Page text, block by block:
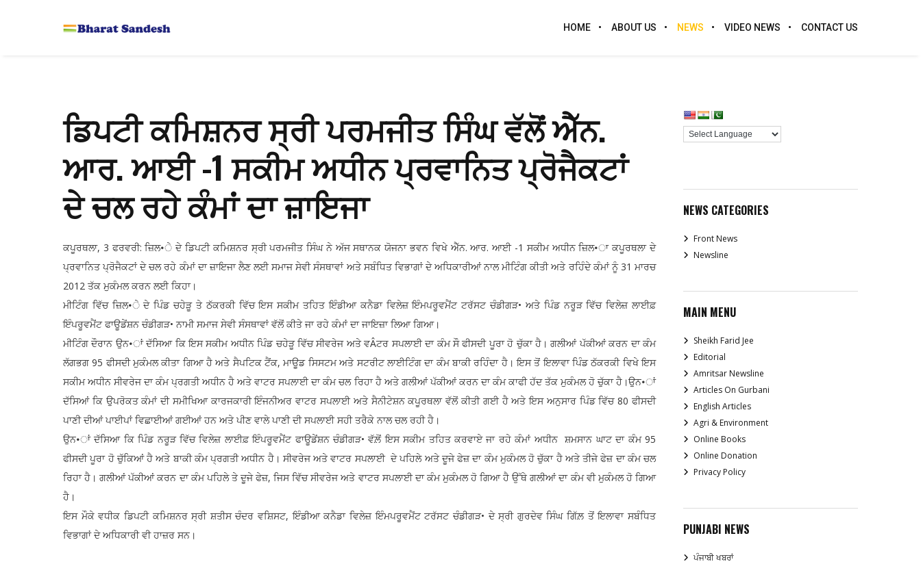
HOME ABOUT US NEWS VIDEO NEWS CONTACT US
ਡਿਪਟੀ ਕਮਿਸ਼ਨਰ ਸ੍ਰੀ ਪਰਮਜੀਤ ਸਿੰਘ ਵੱਲੋਂ ਐੱਨ.
ਆਰ. ਆਈ -1 ਸਕੀਮ ਅਧੀਨ ਪ੍ਰਵਾਨਿਤ ਪ੍ਰੋਜੈਕਟਾਂ
ਦੇ ਚਲ ਰਹੇ ਕੰਮਾਂ ਦਾ ਜ਼ਾਇਜਾ
ਕਪੂਰਥਲਾ, 3 ਫਰਵਰੀ: ਜ਼ਿਲ•ੇ ਦੇ ਡਿਪਟੀ ਕਮਿਸ਼ਨਰ ਸ੍ਰੀ ਪਰਮਜੀਤ ਸਿੰਘ ਨੇ ਅੱਜ ਸਥਾਨਕ ਯੋਜਨਾ ਭਵਨ ਵਿਖੇ ਐੱਨ. ਆਰ. ਆਈ -1 ਸਕੀਮ ਅਧੀਨ ਜ਼ਿਲ•ਾ ਕਪੂਰਥਲਾ ਦੇ
ਪ੍ਰਵਾਨਿਤ ਪ੍ਰੋਜੈਕਟਾਂ ਦੇ ਚਲ ਰਹੇ ਕੰਮਾਂ ਦਾ ਜ਼ਾਇਜਾ ਲੈਣ ਲਈ ਸਮਾਜ ਸੇਵੀ ਸੰਸਥਾਵਾਂ ਅਤੇ ਸਬੰਧਿਤ ਵਿਭਾਗਾਂ ਦੇ ਅਧਿਕਾਰੀਆਂ ਨਾਲ ਮੀਟਿੰਗ ਕੀਤੀ ਅਤੇ ਰਹਿੰਦੇ ਕੰਮਾਂ ਨੂੰ 31 ਮਾਰਚ
2012 ਤੱਕ ਮੁਕੰਮਲ ਕਰਨ ਲਈ ਕਿਹਾ।
ਮੀਟਿੰਗ ਵਿੱਚ ਜ਼ਿਲ•ੇ ਦੇ ਪਿੰਡ ਚਹੇੜੂ ਤੇ ਠੱਕਰਕੀ ਵਿੱਚ ਇਸ ਸਕੀਮ ਤਹਿਤ ਇੰਡੀਆ ਕਨੈਡਾ ਵਿਲੇਜ਼ ਇੰਮਪਰੂਵਮੈਂਟ ਟਰੱਸਟ ਚੰਡੀਗੜ• ਅਤੇ ਪਿੰਡ ਨਰੂੜ ਵਿੱਚ ਵਿਲੇਜ਼ ਲਾਈਫ਼
ਇੰਪਰੂਵਮੈਂਟ ਫਾਊਡੇਂਸ਼ਨ ਚੰਡੀਗੜ• ਨਾਮੀ ਸਮਾਜ ਸੇਵੀ ਸੰਸਥਾਵਾਂ ਵੱਲੋਂ ਕੀਤੇ ਜਾ ਰਹੇ ਕੰਮਾਂ ਦਾ ਜਾਇਜ਼ਾ ਲਿਆ ਗਿਆ।
ਮੀਟਿੰਗ ਦੌਰਾਨ ਉਨ•ਾਂ ਦੱਸਿਆ ਕਿ ਇਸ ਸਕੀਮ ਅਧੀਨ ਪਿੰਡ ਚਹੇੜੂ ਵਿੱਚ ਸੀਵਰੇਜ ਅਤੇ ਵÂਟਰ ਸਪਲਾਈ ਦਾ ਕੰਮ ਸੌ ਫੀਸਦੀ ਪੂਰਾ ਹੋ ਚੁੱਕਾ ਹੈ। ਗਲੀਆਂ ਪੱਕੀਆਂ ਕਰਨ ਦਾ ਕੰਮ
ਲੱਗਭਗ 95 ਫੀਸਦੀ ਮੁਕੰਮਲ ਕੀਤਾ ਗਿਆ ਹੈ ਅਤੇ ਸੈਪਟਿਕ ਟੈਂਕ, ਮਾਊਡ ਸਿਸਟਮ ਅਤੇ ਸਟਰੀਟ ਲਾਈਟਿੰਗ ਦਾ ਕੰਮ ਬਾਕੀ ਰਹਿੰਦਾ ਹੈ। ਇਸ ਤੋਂ ਇਲਾਵਾ ਪਿੰਡ ਠੱਕਰਕੀ ਵਿਖੇ ਇਸ
ਸਕੀਮ ਅਧੀਨ ਸੀਵਰੇਜ ਦਾ ਕੰਮ ਪ੍ਰਗਤੀ ਅਧੀਨ ਹੈ ਅਤੇ ਵਾਟਰ ਸਪਲਾਈ ਦਾ ਕੰਮ ਚਲ ਰਿਹਾ ਹੈ ਅਤੇ ਗਲੀਆਂ ਪੱਕੀਆਂ ਕਰਨ ਦਾ ਕੰਮ ਕਾਫੀ ਹੱਦ ਤੱਕ ਮੁਕੰਮਲ ਹੋ ਚੁੱਕਾ ਹੈ।ਉਨ•ਾਂ
ਦੱਸਿਆਂ ਕਿ ਉਪਰੋਕਤ ਕੰਮਾਂ ਦੀ ਸਮੀਖਿਆ ਕਾਰਜਕਾਰੀ ਇੰਜਨੀਅਰ ਵਾਟਰ ਸਪਲਾਈ ਅਤੇ ਸੈਨੀਟੇਸ਼ਨ ਕਪੂਰਥਲਾ ਵੱਲੋਂ ਕੀਤੀ ਗਈ ਹੈ ਅਤੇ ਇਸ ਅਨੁਸਾਰ ਪਿੰਡ ਵਿੱਚ 80 ਫੀਸਦੀ
ਪਾਣੀ ਦੀਆਂ ਪਾਈਪਾਂ ਵਿਛਾਈਆਂ ਗਈਆਂ ਹਨ ਅਤੇ ਪੀਣ ਵਾਲੇ ਪਾਣੀ ਦੀ ਸਪਲਾਈ ਸਹੀ ਤਰੈਕੇ ਨਾਲ ਚਲ ਰਹੀ ਹੈ।
ਉਨ•ਾਂ ਦੱਸਿਆ ਕਿ ਪਿੰਡ ਨਰੂੜ ਵਿੱਚ ਵਿਲੇਜ਼ ਲਾਈਫ਼ ਇੰਪਰੂਵਮੈਂਟ ਫਾਊਡੇਂਸ਼ਨ ਚੰਡੀਗੜ• ਵੱਲ਼ੋਂ ਇਸ ਸਕੀਮ ਤਹਿਤ ਕਰਵਾਏ ਜਾ ਰਹੇ ਕੰਮਾਂ ਅਧੀਨ ਸ਼ਮਸਾਨ ਘਾਟ ਦਾ ਕੰਮ 95
ਫੀਸਦੀ ਪੂਰਾ ਹੋ ਚੁੱਕਿਆਂ ਹੈ ਅਤੇ ਬਾਕੀ ਕੰਮ ਪ੍ਰਗਤੀ ਅਧੀਨ ਹੈ। ਸੀਵਰੇਜ ਅਤੇ ਵਾਟਰ ਸਪਲਾਈ ਦੇ ਪਹਿਲੇ ਅਤੇ ਦੂਜੇ ਫੇਜ਼ ਦਾ ਕੰਮ ਮੁਕੰਮਲ ਹੋ ਚੁੱਕਾ ਹੈ ਅਤੇ ਤੀਜੇ ਫੇਜ਼ ਦਾ ਕੰਮ ਚਲ
ਰਿਹਾ ਹੈ। ਗਲੀਆਂ ਪੱਕੀਆਂ ਕਰਨ ਦਾ ਕੰਮ ਪਹਿਲੇ ਤੇ ਦੂਜੇ ਫੇਜ਼, ਜਿਸ ਵਿੱਚ ਸੀਵਰੇਜ ਅਤੇ ਵਾਟਰ ਸਪਲਾਈ ਦਾ ਕੰਮ ਮੁਕੰਮਲ ਹੋ ਗਿਆ ਹੈ ਉੱਥੇ ਗਲੀਆਂ ਦਾ ਕੰਮ ਵੀ ਮੁਕੰਮਲ ਹੋ ਗਿਆ
ਹੈ।
ਇਸ ਮੌਕੇ ਵਧੀਕ ਡਿਪਟੀ ਕਮਿਸ਼ਨਰ ਸ੍ਰੀ ਸ਼ਤੀਸ ਚੰਦਰ ਵਸ਼ਿਸਟ, ਇੰਡੀਆ ਕਨੈਡਾ ਵਿਲੇਜ਼ ਇੰਮਪਰੂਵਮੈਂਟ ਟਰੱਸਟ ਚੰਡੀਗੜ• ਦੇ ਸ੍ਰੀ ਗੁਰਦੇਵ ਸਿੰਘ ਗਿੱਲ਼ ਤੋਂ ਇਲਾਵਾ ਸਬੰਧਿਤ
ਵਿਭਾਗਾਂ ਦੇ ਅਧਿਕਾਰੀ ਵੀ ਹਾਜ਼ਰ ਸਨ।
NEWS CATEGORIES
Front News
Newsline
MAIN MENU
Sheikh Farid Jee
Editorial
Amritsar Newsline
Articles On Gurbani
English Articles
Agri & Environment
Online Books
Online Donation
Privacy Policy
PUNJABI NEWS
ਪੰਜਾਬੀ ਖਬਰਾਂ